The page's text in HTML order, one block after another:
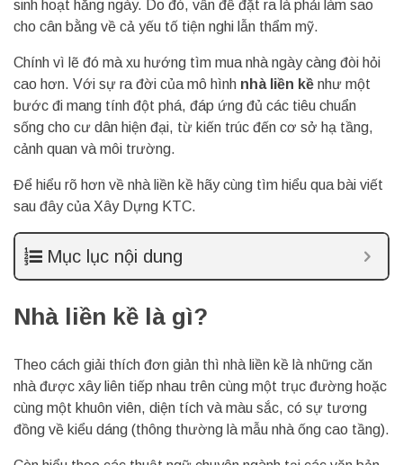
sinh hoạt hằng ngày. Do đó, vấn đề đặt ra là phải làm sao
cho cân bằng về cả yếu tố tiện nghi lẫn thẩm mỹ.
Chính vì lẽ đó mà xu hướng tìm mua nhà ngày càng đòi hỏi
cao hơn. Với sự ra đời của mô hình nhà liền kề như một
bước đi mang tính đột phá, đáp ứng đủ các tiêu chuẩn
sống cho cư dân hiện đại, từ kiến trúc đến cơ sở hạ tầng,
cảnh quan và môi trường.
Để hiểu rõ hơn về nhà liền kề hãy cùng tìm hiểu qua bài viết
sau đây của Xây Dựng KTC.
Mục lục nội dung
Nhà liền kề là gì?
Theo cách giải thích đơn giản thì nhà liền kề là những căn
nhà được xây liên tiếp nhau trên cùng một trục đường hoặc
cùng một khuôn viên, diện tích và màu sắc, có sự tương
đồng về kiểu dáng (thông thường là mẫu nhà ống cao tầng).